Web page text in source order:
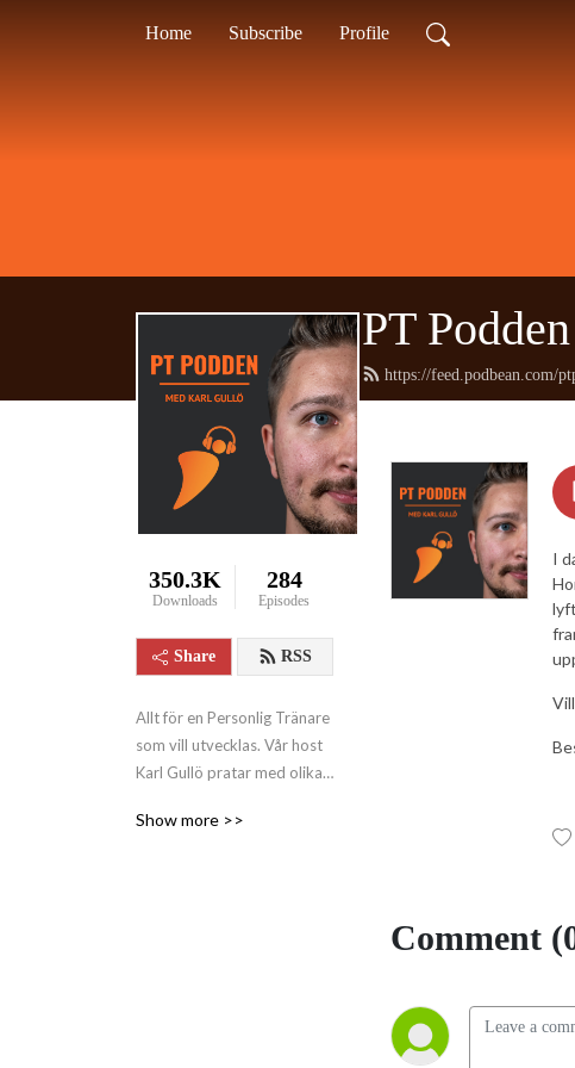
Home Subscribe Profile
PT Podden
https://feed.podbean.com/
350.3K
Downloads
284
Episodes
Share RSS
Allt för en Personlig Tränare
som vill utvecklas. Vår host
Karl Gullö pratar med olika
träningsvärlden för att ta
Show more >>
I
Comment